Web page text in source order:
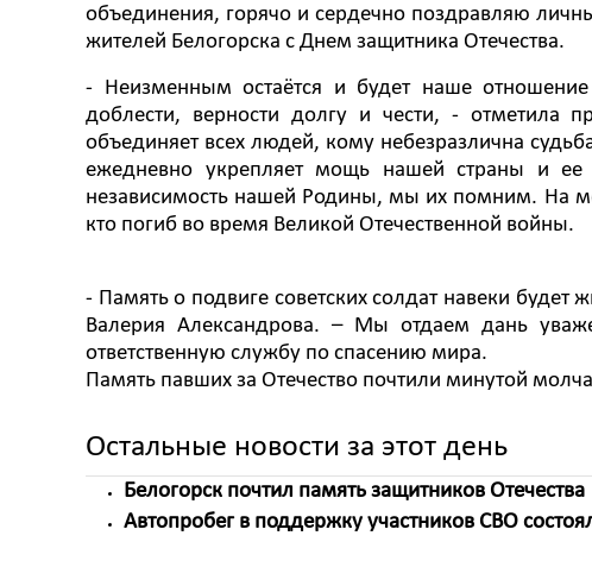
объединения, горячо и сердечно поздравляю
жителей Белогорска с Днем защитника Отечества.
- Неизменным остаётся и будет наше
доблести, верности долгу и чести, - отметила
объединяет всех людей, кому небезразлична
ежедневно укрепляет мощь нашей страны и ее
независимость нашей Родины, мы их помним. На
кто погиб во время Великой Отечественной войны.
- Память о подвиге советских солдат навеки
Валерия Александрова. – Мы отдаем дань
ответственную службу по спасению мира.
Память павших за Отечество почтили минутой
Остальные новости за этот день
Белогорск почтил память защитников Отечества
Автопробег в поддержку участников СВО